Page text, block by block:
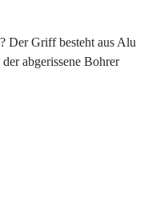
Der Griff besteht aus Alu
abgerissene Bohrer